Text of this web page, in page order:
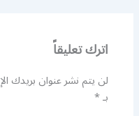
اترك تعليقاً
لن يتم نشر عنوان بريدك
بـ*